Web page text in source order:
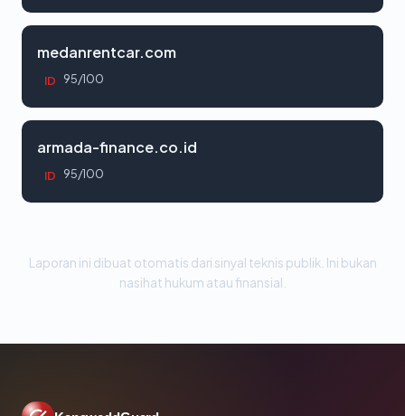
medanrentcar.com
ID 95/100
armada-finance.co.id
ID 95/100
Laporan ini dibuat otomatis dari sinyal teknis publik. Ini bukan
nasihat hukum atau finansial.